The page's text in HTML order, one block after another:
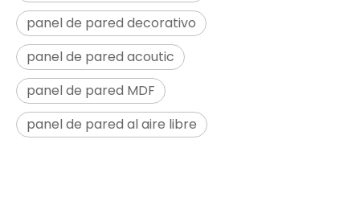
panel de pared decorativo
panel de pared acoutic
panel de pared MDF
panel de pared al aire libre